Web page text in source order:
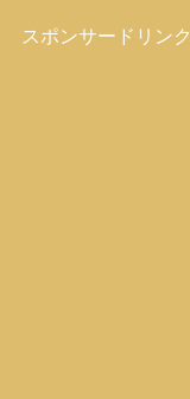
スポンサードリンク